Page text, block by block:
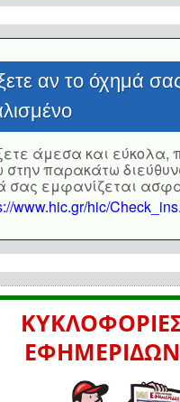
αν το όχημά σας
άμεσα και εύκολα,
παρακάτω
σας εμφανίζεται
www.hic.gr/hic/
ΕΦΗΜΕΡΙΔΩΝ